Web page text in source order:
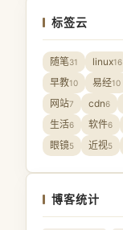
标签云
随笔31 linux16
早教10 易经10
网站7 cdn6
生活6 软件6
眼镜5 近视5
博客统计